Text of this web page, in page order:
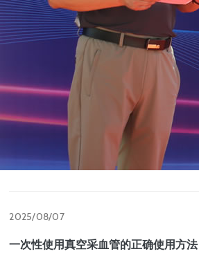
2025/08/07
一次性使用真空采血管的正确使用方法